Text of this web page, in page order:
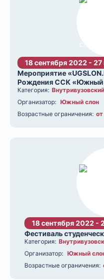
18 сентября 2022 -
Мероприятие
Рождения ССК «Южный
Категория: Внутривузовский
Организатор: Южный слон
Возрастные ограничения:
18 сентября 2022 -
Фестиваль
Категория:
Организатор: Южный
Возрастные ограничения: